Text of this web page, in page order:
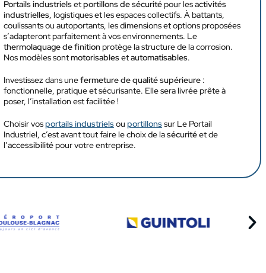
Portails industrielsetportillons de sécuritépour lesactivités
industrielles, logistiques et les espaces collectifs. À battants,
coulissants ou autoportants, les dimensions et options proposées
s’adapteront parfaitement à vos environnements. Le
thermolaquage de finitionprotège la structure de la corrosion.
Nos modèles sontmotorisablesetautomatisables.
Investissez dans unefermeture de qualité supérieure:
fonctionnelle, pratique et sécurisante. Elle sera livrée prête à
poser, l’installation est facilitée !
Choisir vosportails industrielsou portillonssur Le Portail
Industriel, c’est avant tout faire le choix de lasécuritéet de
l’accessibilitépour votre entreprise.